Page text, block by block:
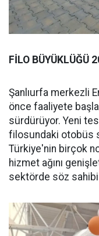
FİLO BÜYÜKLÜĞÜ
Şanlıurfa merkezli
önce faaliyete
sürdürüyor. Yeni
filosundaki otobüs
Türkiye'nin birçok
hizmet ağını
sektörde söz sahibi